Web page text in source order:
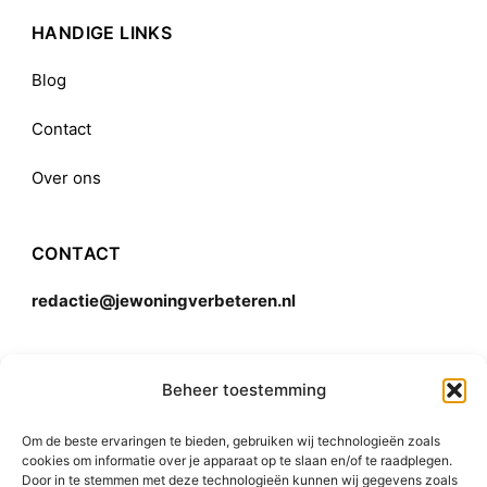
Beheer toestemming
Om de beste ervaringen te bieden, gebruiken wij technologieën zoals
cookies om informatie over je apparaat op te slaan en/of te raadplegen.
Door in te stemmen met deze technologieën kunnen wij gegevens zoals
HANDIGE LINKS
Blog
Contact
Over ons
CONTACT
redactie@jewoningverbeteren.nl
Disclaimer